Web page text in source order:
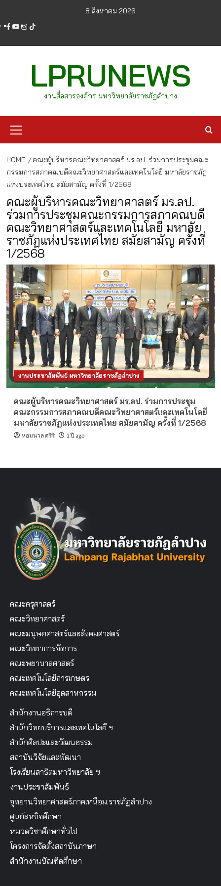
content
8 สิงหาคม 2026
facebook
youtube
instagram
tiktok
LPRUNEWS
งานสื่อสารองค์กร มหาวิทยาลัยราชภัฏลำปาง
Menu
HOME
คณะผู้บริหารคณะวิทยาศาสตร์ มร.ลป. ร่วมการประชุมคณะ
กรรมการสภาคณบดีคณะวิทยาศาสตร์และเทคโนโลยี มหาลัยราชภัฏ
แห่งประเทศไทย สมัยสามัญ ครั้งที่ 1/2568
คณะผู้บริหารคณะวิทยาศาสตร์ มร.ลป.
ร่วมการประชุมคณะกรรมการสภาคณบดี
คณะวิทยาศาสตร์และเทคโนโลยี มหาลัย
ราชภัฏแห่งประเทศไทย สมัยสามัญ ครั้งที่
1/2568
งานประชาสัมพันธ์ มหาวิทยาลัยราชภัฏลำปาง
คณะผู้บริหารคณะวิทยาศาสตร์ มร.ลป. ร่วมการประชุม
คณะกรรมการสภาคณบดีคณะวิทยาศาสตร์และเทคโนโลยี
มหาลัยราชภัฏแห่งประเทศไทย สมัยสามัญ ครั้งที่ 1/2568
หอมนวล ศรีริ 1 ปี ago
คณะครุศาสตร์
คณะวิทยาศาสตร์
คณะมนุษยศาสตร์และสังคมศาสตร์
คณะวิทยาการจัดการ
คณะพยาบาลศาสตร์
คณะเทคโนโลยีการเกษตร
คณะเทคโนโลยีอุตสาหกรรม
สำนักงานอธิการบดี
สำนักวิทยบริการและเทคโนโลยี ฯ
สำนักศิลปะและวัฒนธรรม
สถาบันวิจัยและพัฒนา
โรงเรียนสาธิตมหาวิทยาลัย ฯ
งานประชาสัมพันธ์
อุทยานวิทยาศาสตร์ภาคเหนือม.ราชภัฏลำปาง
ศูนย์สหกิจศึกษา
หมวดวิชาศึกษาทั่วไป
โครงการจัดตั้งสถาบันภาษา
สำนักงานบัณฑิตศึกษา